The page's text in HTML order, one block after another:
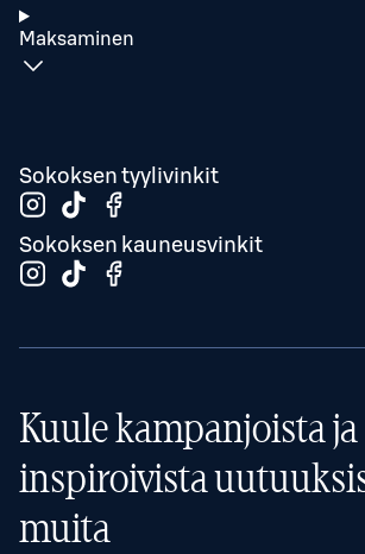
Maksaminen
Sokoksen tyylivinkit
Sokoksen kauneusvinkit
Kuule kampanjoista ja
inspiroivista
muita